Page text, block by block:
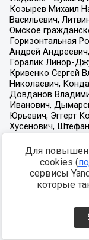
Для
cookies (
сервисы
которые